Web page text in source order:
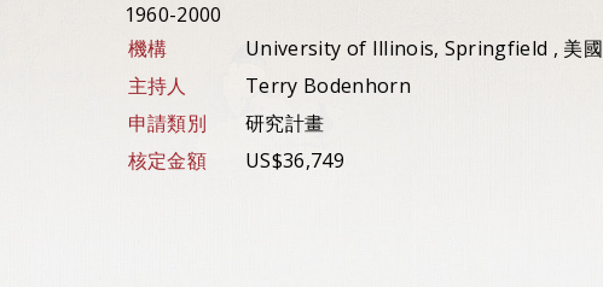
1960-2000
機構
University of Illinois, Springfield , 美國
主持人
Terry Bodenhorn
申請類別
研究計畫
核定金額
US$36,749